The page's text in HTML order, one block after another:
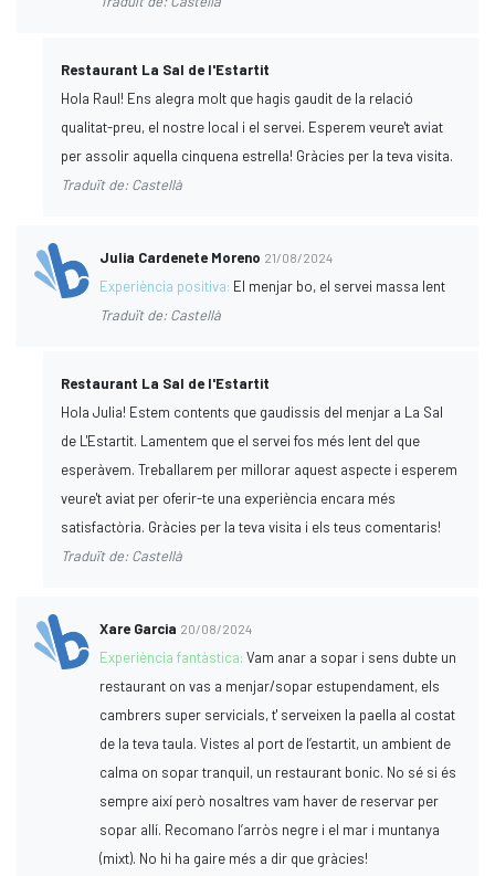
Restaurant La Sal de l'Estartit
Hola Raul! Ens alegra molt que hagis gaudit de la relació
qualitat-preu, el nostre local i el servei. Esperem veure't aviat
per assolir aquella cinquena estrella! Gràcies per la teva visita.
Traduït de: Castellà
Julia Cardenete Moreno 21/08/2024
Experiència positiva: El menjar bo, el servei massa lent
Traduït de: Castellà
Restaurant La Sal de l'Estartit
Hola Julia! Estem contents que gaudissis del menjar a La Sal
de L'Estartit. Lamentem que el servei fos més lent del que
esperàvem. Treballarem per millorar aquest aspecte i esperem
veure't aviat per oferir-te una experiència encara més
satisfactòria. Gràcies per la teva visita i els teus comentaris!
Traduït de: Castellà
Xare Garcia 20/08/2024
Experiència fantàstica:Vam anar a sopar i sens dubte un
restaurant on vas a menjar/sopar estupendament, els
cambrers super servicials, t' serveixen la paella al costat
de la teva taula. Vistes al port de l’estartit, un ambient de
calma on sopar tranquil, un restaurant bonic. No sé si és
sempre així però nosaltres vam haver de reservar per
sopar allí. Recomano l’arròs negre i el mar i muntanya
(mixt). No hi ha gaire més a dir que gràcies!